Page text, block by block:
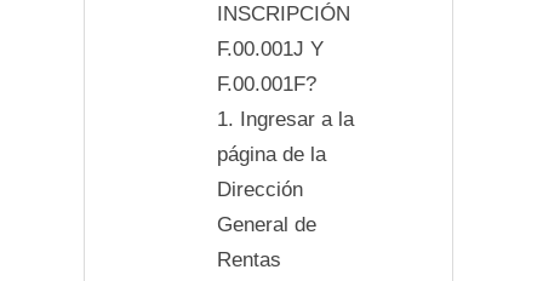
INSCRIPCIÓN
F.00.001J Y
F.00.001F?
1. Ingresar a la
página de la
Dirección
General de
Rentas